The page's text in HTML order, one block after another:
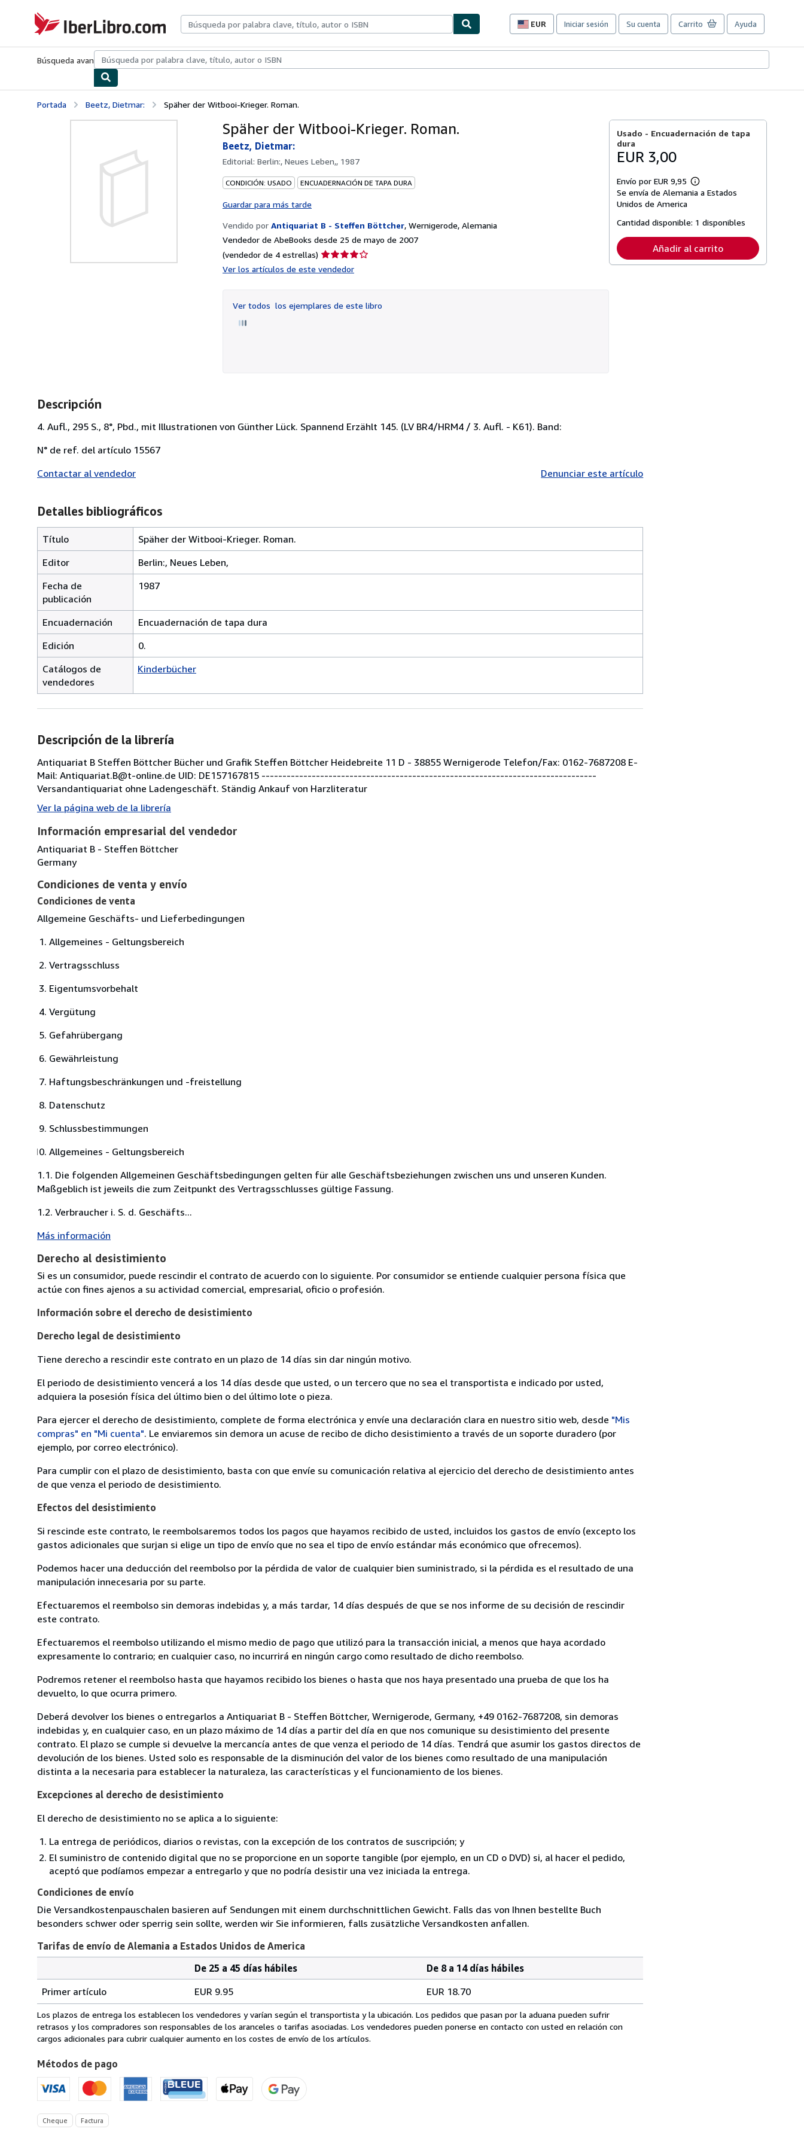
IberLibro.com
EUR
Preferencias
compra
sitio.
Iniciar sesión Su cuenta Carrito Ayuda
Búsqueda avanzadaColecciones Libros antiguosArte y coleccionismo
Portada Beetz, Dietmar: Späher der Witbooi-Krieger. Roman.
Späher der Witbooi-Krieger. Roman.
Beetz, Dietmar:
Editorial: Berlin:, Neues Leben,, 1987
CONDICIÓN: USADO ENCUADERNACIÓN DE TAPA DURA
Guardar para más tarde
Vendido por Antiquariat B - Steffen Böttcher, Wernigerode, Alemania
Vendedor de AbeBooks desde 25 de mayo de 2007
(vendedor de 4 estrellas) Calificación
Ver los artículos de este vendedor
Ver todos los ejemplares de este libro
Usado - Encuadernación de tapa
dura
EUR 3,00
Envío por EUR 9,95
Más
información
tarifas
envío
Se envía de Alemania a Estados
Unidos de America
Cantidad disponible: 1 disponibles
Añadir al carrito
Descripción
4. Aufl., 295 S., 8°, Pbd., mit Illustrationen von Günther Lück. Spannend Erzählt 145. (LV BR4/HRM4 / 3. Aufl. - K61). Band:
N° de ref. del artículo 15567
Contactar al vendedor
Denunciar este artículo
Detalles bibliográficos
Título
Späher der Witbooi-Krieger. Roman.
Editor
Berlin:, Neues Leben,
Fecha de
publicación
1987
Encuadernación
Encuadernación de tapa dura
Edición
0.
Catálogos de
vendedores
Kinderbücher
Descripción de la librería
Antiquariat B Steffen Böttcher Bücher und Grafik Steffen Böttcher Heidebreite 11 D - 38855 Wernigerode Telefon/Fax: 0162-7687208 E-
Mail: Antiquariat.B@t-online.de UID: DE157167815 --------------------------------------------------------------------------------
Versandantiquariat ohne Ladengeschäft. Ständig Ankauf von Harzliteratur
Ver la página web de la librería
Información empresarial del vendedor
Antiquariat B - Steffen Böttcher
Germany
Condiciones de venta y envío
Condiciones de venta
Allgemeine Geschäfts- und Lieferbedingungen
Allgemeines - Geltungsbereich
Vertragsschluss
Eigentumsvorbehalt
Vergütung
Gefahrübergang
Gewährleistung
Haftungsbeschränkungen und -freistellung
Datenschutz
Schlussbestimmungen
Allgemeines - Geltungsbereich
1.1. Die folgenden Allgemeinen Geschäftsbedingungen gelten für alle Geschäftsbeziehungen zwischen uns und unseren Kunden.
Maßgeblich ist jeweils die zum Zeitpunkt des Vertragsschlusses gültige Fassung.
1.2. Verbraucher i. S. d. Geschäfts...
Más información
Derecho al desistimiento
Si es un consumidor, puede rescindir el contrato de acuerdo con lo siguiente. Por consumidor se entiende cualquier persona física que
actúe con fines ajenos a su actividad comercial, empresarial, oficio o profesión.
Información sobre el derecho de desistimiento
Derecho legal de desistimiento
Tiene derecho a rescindir este contrato en un plazo de 14 días sin dar ningún motivo.
El periodo de desistimiento vencerá a los 14 días desde que usted, o un tercero que no sea el transportista e indicado por usted,
adquiera la posesión física del último bien o del último lote o pieza.
Para ejercer el derecho de desistimiento, complete de forma electrónica y envíe una declaración clara en nuestro sitio web, desde "Mis
compras" en "Mi cuenta". Le enviaremos sin demora un acuse de recibo de dicho desistimiento a través de un soporte duradero (por
ejemplo, por correo electrónico).
Para cumplir con el plazo de desistimiento, basta con que envíe su comunicación relativa al ejercicio del derecho de desistimiento antes
de que venza el periodo de desistimiento.
Efectos del desistimiento
Si rescinde este contrato, le reembolsaremos todos los pagos que hayamos recibido de usted, incluidos los gastos de envío (excepto los
gastos adicionales que surjan si elige un tipo de envío que no sea el tipo de envío estándar más económico que ofrecemos).
Podemos hacer una deducción del reembolso por la pérdida de valor de cualquier bien suministrado, si la pérdida es el resultado de una
manipulación innecesaria por su parte.
Efectuaremos el reembolso sin demoras indebidas y, a más tardar, 14 días después de que se nos informe de su decisión de rescindir
este contrato.
Efectuaremos el reembolso utilizando el mismo medio de pago que utilizó para la transacción inicial, a menos que haya acordado
expresamente lo contrario; en cualquier caso, no incurrirá en ningún cargo como resultado de dicho reembolso.
Podremos retener el reembolso hasta que hayamos recibido los bienes o hasta que nos haya presentado una prueba de que los ha
devuelto, lo que ocurra primero.
Deberá devolver los bienes o entregarlos a Antiquariat B - Steffen Böttcher, Wernigerode, Germany, +49 0162-7687208, sin demoras
indebidas y, en cualquier caso, en un plazo máximo de 14 días a partir del día en que nos comunique su desistimiento del presente
contrato. El plazo se cumple si devuelve la mercancía antes de que venza el periodo de 14 días. Tendrá que asumir los gastos directos de
devolución de los bienes. Usted solo es responsable de la disminución del valor de los bienes como resultado de una manipulación
distinta a la necesaria para establecer la naturaleza, las características y el funcionamiento de los bienes.
Excepciones al derecho de desistimiento
El derecho de desistimiento no se aplica a lo siguiente:
La entrega de periódicos, diarios o revistas, con la excepción de los contratos de suscripción; y
El suministro de contenido digital que no se proporcione en un soporte tangible (por ejemplo, en un CD o DVD) si, al hacer el pedido,
aceptó que podíamos empezar a entregarlo y que no podría desistir una vez iniciada la entrega.
Condiciones de envío
Die Versandkostenpauschalen basieren auf Sendungen mit einem durchschnittlichen Gewicht. Falls das von Ihnen bestellte Buch
besonders schwer oder sperrig sein sollte, werden wir Sie informieren, falls zusätzliche Versandkosten anfallen.
Tarifas de envío de Alemania a Estados Unidos de America
de
envío
de
Alemania
Estados
Unidos
de
America
pedido
De 25 a 45 días hábiles
De 8 a 14 días hábiles
Primer artículo
EUR 9.95 EUR 18.70
Los plazos de entrega los establecen los vendedores y varían según el transportista y la ubicación. Los pedidos que pasan por la aduana pueden sufrir
retrasos y los compradores son responsables de los aranceles o tarifas asociadas. Los vendedores pueden ponerse en contacto con usted en relación con
cargos adicionales para cubrir cualquier aumento en los costes de envío de los artículos.
Métodos de pago
Cheque Factura